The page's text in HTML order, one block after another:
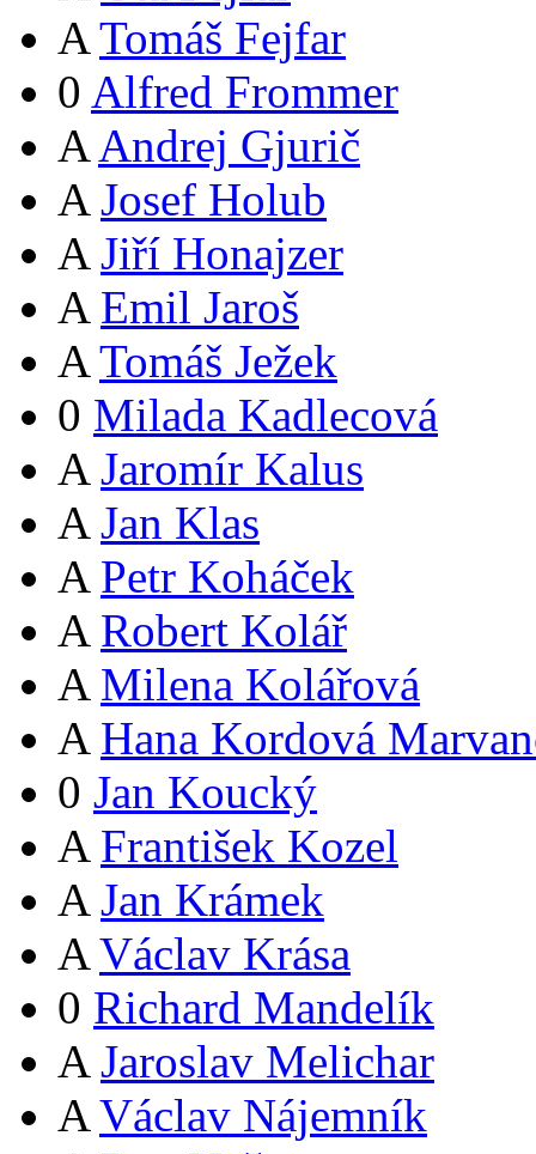
A Tomáš Fejfar
0 Alfred Frommer
A Andrej Gjurič
A Josef Holub
A Jiří Honajzer
A Emil Jaroš
A Tomáš Ježek
0 Milada Kadlecová
A Jaromír Kalus
A Jan Klas
A Petr Koháček
A Robert Kolář
A Milena Kolářová
A Hana Kordová
0 Jan Koucký
A František Kozel
A Jan Krámek
A Václav Krása
0 Richard Mandelík
A Jaroslav Melichar
A Václav Nájemník